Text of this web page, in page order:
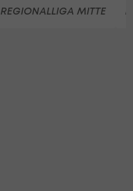
REGIONALLIGA MITTE